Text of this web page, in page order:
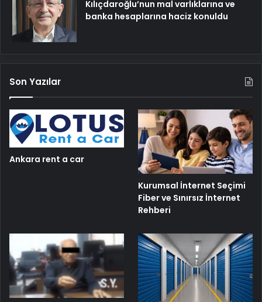
Kılıçdaroğlu’nun mal varlıklarına ve
banka hesaplarına haciz konuldu
Son Yazılar
Ankara rent a car
Kurumsal İnternet Seçimi
Fiber ve Sınırsız İnternet
Rehberi